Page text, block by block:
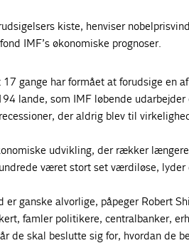
kiste, henviser
IMF’s økonomiske prognoser.
gange har formået at forudsige en
lande, som IMF løbende udarbejder
der aldrig blev til
udvikling, der rækker
været stort set værdiløse, lyder
er ganske alvorlige, påpeger Robert
famler politikere, centralbanker,
de skal beslutte sig for, hvordan de